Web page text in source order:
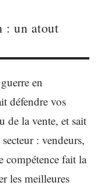
: un atout
en
défendre vos
de la vente, et sait
: vendeurs,
compétence fait la
les meilleures